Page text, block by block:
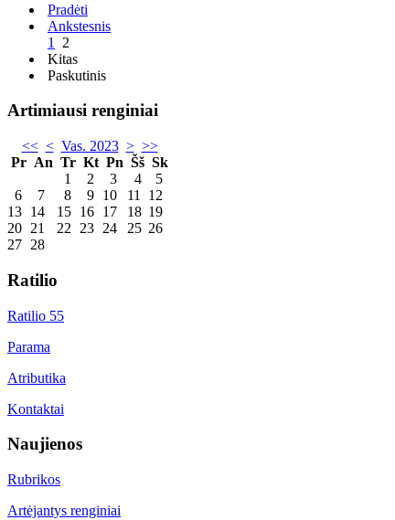
Pradėti
Ankstesnis
1
2
Kitas
Paskutinis
Artimiausi renginiai
<< < Vas. 2023 > >>
Pr An Tr Kt Pn Šš Sk
1
2 3 4
5
6
7 8 9 10 11
12
13 14 15 16 17 18 19
20 21 22 23 24 25 26
27 28
Ratilio
Ratilio 55
Parama
Atributika
Kontaktai
Naujienos
Rubrikos
Artėjantys renginiai